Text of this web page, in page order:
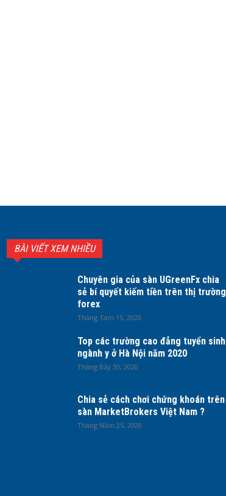
BÀI VIẾT XEM NHIỀU
Chuyên gia của sàn UGreenFx chia
sẻ bí quyết kiếm tiền trên thị trường
forex
Tháng Tám 15, 2020
Top các trường cao đẳng tuyển sinh
ngành y ở Hà Nội năm 2020
Tháng Bảy 30, 2020
Chia sẻ cách chơi chứng khoán trên
sàn MarketBrokers Việt Nam ?
Tháng Năm 25, 2020